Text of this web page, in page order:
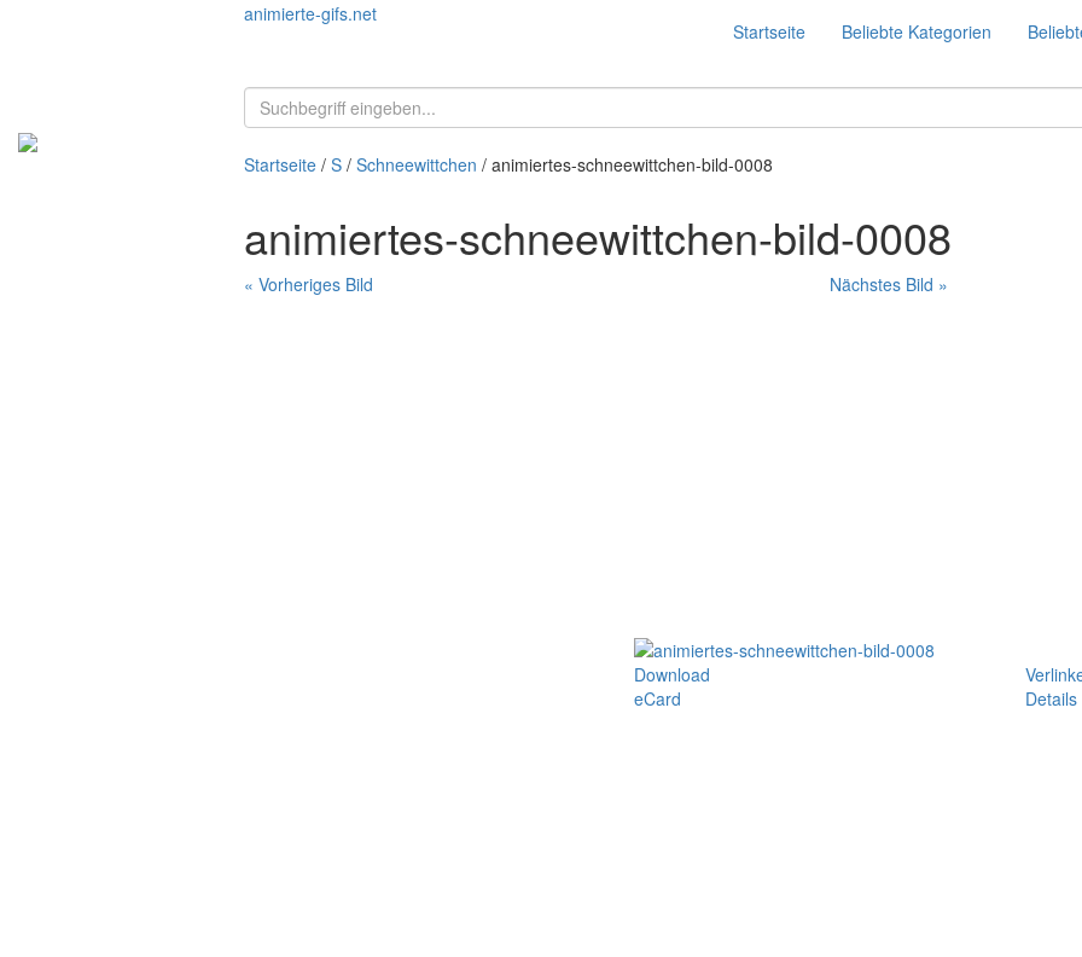
animierte-gifs.net
Startseite Beliebte Kategorien
Startseite / S / Schneewittchen / animiertes-schneewittchen-bild-0008
animiertes-schneewittchen-bild-0008
« Vorheriges Bild Nächstes Bild »
Download
eCard
Details